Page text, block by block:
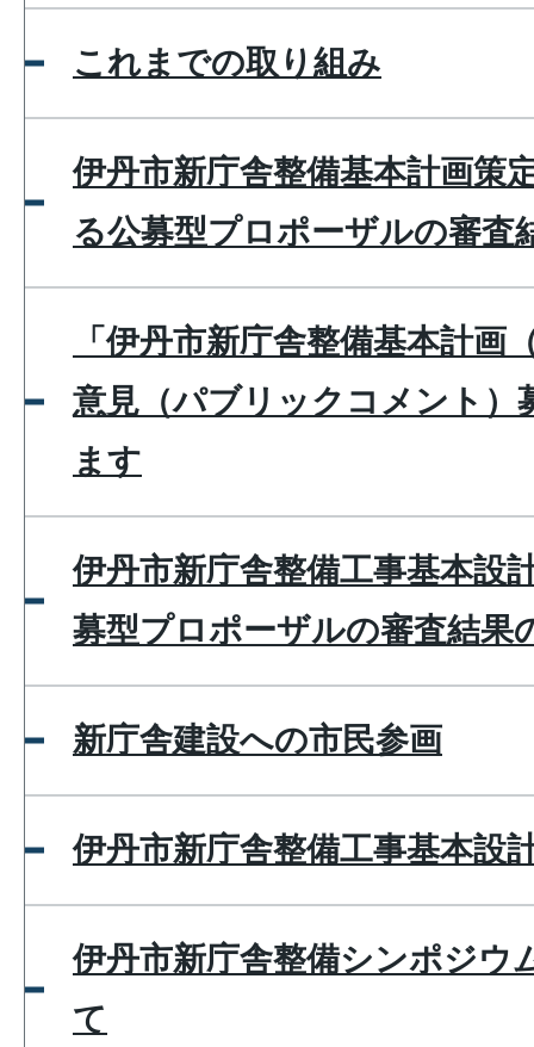
これまでの取り組み
伊丹市新庁舎整備基本計画策
る公募型プロポーザルの審査
「伊丹市新庁舎整備基本計画
意見（パブリックコメント）
ます
伊丹市新庁舎整備工事基本設
募型プロポーザルの審査結果
新庁舎建設への市民参画
伊丹市新庁舎整備工事基本設
伊丹市新庁舎整備シンポジウ
て